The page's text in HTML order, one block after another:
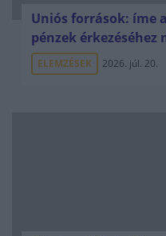
Uniós források: íme
pénzek érkezéséhez
ELEMZÉSEK 2026. júl. 20.